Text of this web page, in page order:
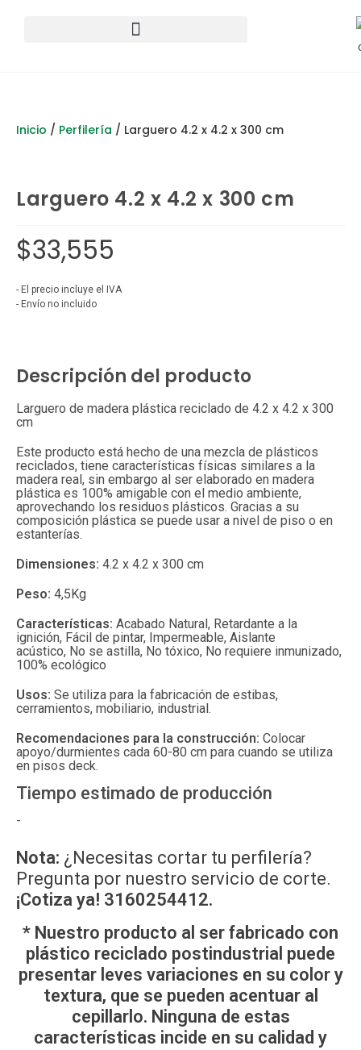
Inicio / Perfilería / Larguero 4.2 x 4.2 x 300 cm
Larguero 4.2 x 4.2 x 300 cm
$33,555
- El precio incluye el IVA
- Envío no incluido
Descripción del producto
Larguero de madera plástica reciclado de 4.2 x 4.2 x 300
cm
Este producto está hecho de una mezcla de plásticos
reciclados, tiene características físicas similares a la
madera real, sin embargo al ser elaborado en madera
plástica es 100% amigable con el medio ambiente,
aprovechando los residuos plásticos. Gracias a su
composición plástica se puede usar a nivel de piso o en
estanterías.
Dimensiones: 4.2 x 4.2 x 300 cm
Peso: 4,5Kg
Características: Acabado Natural, Retardante a la
ignición, Fácil de pintar, Impermeable, Aislante
acústico, No se astilla, No tóxico, No requiere inmunizado,
100% ecológico
Usos: Se utiliza para la fabricación de estibas,
cerramientos, mobiliario, industrial.
Recomendaciones para la construcción: Colocar
apoyo/durmientes cada 60-80 cm para cuando se utiliza
en pisos deck.
Tiempo estimado de producción
-
Nota: ¿Necesitas cortar tu perfilería?
Pregunta por nuestro servicio de corte.
¡Cotiza ya! 3160254412.
* Nuestro producto al ser fabricado con
plástico reciclado postindustrial puede
presentar leves variaciones en su color y
textura, que se pueden acentuar al
cepillarlo. Ninguna de estas
características incide en su calidad y